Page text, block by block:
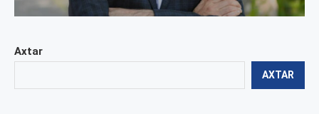
Axtar
AXTAR